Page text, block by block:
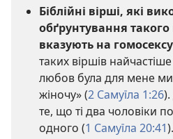
Біблійні вірші, які
обґрунтування такого
вказують на
таких віршів
любов була для мене
жіночу» (2 Самуїла 1:26
те, що ті два чоловіки
одного (1 Самуїла 20:41